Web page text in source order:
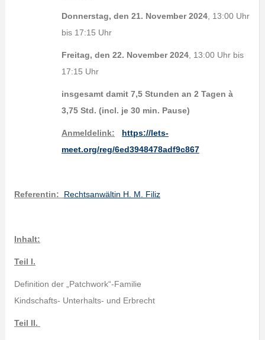
Donnerstag, den 21. November 2024, 13:00 Uhr
bis 17:15 Uhr
Freitag, den 22. November 2024, 13:00 Uhr bis
17:15 Uhr
insgesamt damit 7,5 Stunden an 2 Tagen à
3,75 Std. (incl. je 30 min. Pause)
Anmeldelink:
https://lets-
meet.org/reg/6ed3948478adf9c867
Referentin: Rechtsanwältin H. M. Filiz
Inhalt:
Teil I.
Definition der „Patchwork“-Familie
Kindschafts- Unterhalts- und Erbrecht
Teil II.